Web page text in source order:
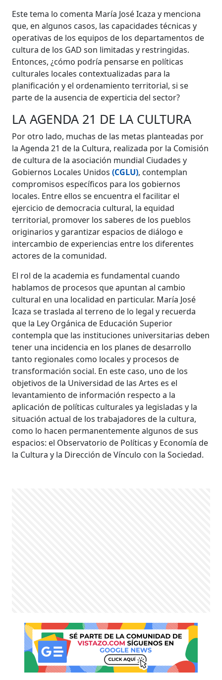
Este tema lo comenta María José Icaza y menciona
que, en algunos casos, las capacidades técnicas y
operativas de los equipos de los departamentos de
cultura de los GAD son limitadas y restringidas.
Entonces, ¿cómo podría pensarse en políticas
culturales locales contextualizadas para la
planificación y el ordenamiento territorial, si se
parte de la ausencia de experticia del sector?
LA AGENDA 21 DE LA CULTURA
Por otro lado, muchas de las metas planteadas por
la Agenda 21 de la Cultura, realizada por la Comisión
de cultura de la asociación mundial Ciudades y
Gobiernos Locales Unidos(CGLU), contemplan
compromisos específicos para los gobiernos
locales. Entre ellos se encuentra el facilitar el
ejercicio de democracia cultural, la equidad
territorial, promover los saberes de los pueblos
originarios y garantizar espacios de diálogo e
intercambio de experiencias entre los diferentes
actores de la comunidad.
El rol de la academia es fundamental cuando
hablamos de procesos que apuntan al cambio
cultural en una localidad en particular. María José
Icaza se traslada al terreno de lo legal y recuerda
que la Ley Orgánica de Educación Superior
contempla que las instituciones universitarias deben
tener una incidencia en los planes de desarrollo
tanto regionales como locales y procesos de
transformación social. En este caso, uno de los
objetivos de la Universidad de las Artes es el
levantamiento de información respecto a la
aplicación de políticas culturales ya legisladas y la
situación actual de los trabajadores de la cultura,
como lo hacen permanentemente algunos de sus
espacios: el Observatorio de Políticas y Economía de
la Cultura y la Dirección de Vínculo con la Sociedad.